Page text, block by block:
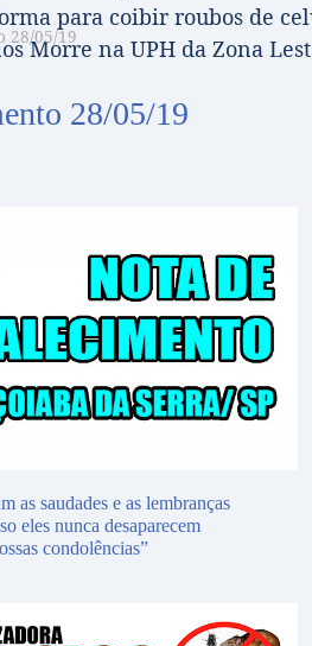
para coibir roubos de
Morre na UPH da Zona
28/05/19
28/05/19
as saudades e as lembranças
eles nunca desaparecem
condolências”